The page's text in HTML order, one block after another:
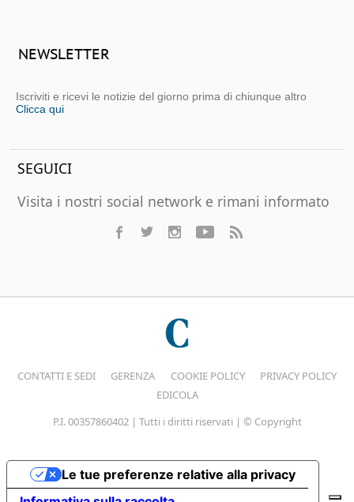
NEWSLETTER
Iscriviti e ricevi le notizie del giorno prima di chiunque altro
Clicca qui
SEGUICI
Visita i nostri social network e rimani informato
CONTATTI E SEDI GERENZA COOKIE POLICY
PRIVACY POLICY
EDICOLA
P.I. 00357860402 | Tutti i diritti riservati | © Copyright
Le tue preferenze relative alla privacy